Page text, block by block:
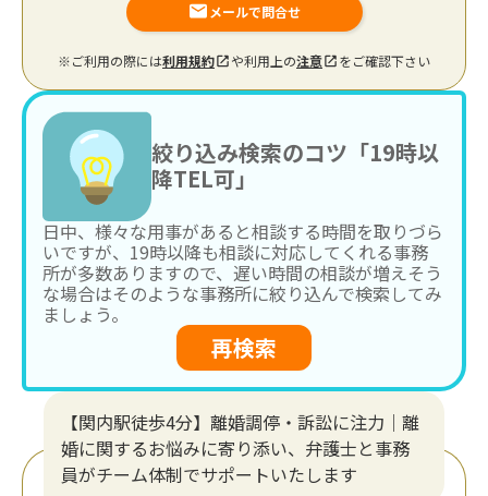
メールで問合せ
※ご利用の際には利用規約 や利用上の注意 をご確認下さい
絞り込み検索のコツ「19時以
降TEL可」
日中、様々な用事があると相談する時間を取りづら
いですが、19時以降も相談に対応してくれる事務
所が多数ありますので、遅い時間の相談が増えそう
な場合はそのような事務所に絞り込んで検索してみ
ましょう。
再検索
【関内駅徒歩4分】離婚調停・訴訟に注力│離
婚に関するお悩みに寄り添い、弁護士と事務
員がチーム体制でサポートいたします